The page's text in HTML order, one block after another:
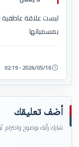
ليست علاقة عاطفية
بمسمياتها
2026/05/16 - 02:19
أضف تعليقك
شارك رأيك بوضوح واحترام.